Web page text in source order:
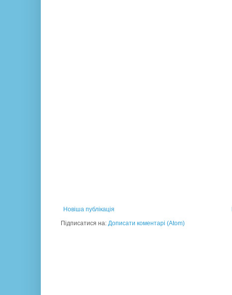
Новіша публікація
Підписатися на: Дописати коментарі (Atom)